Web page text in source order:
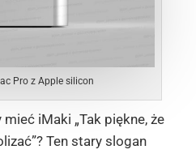
Pro z Apple silicon
iMaki „Tak piękne, że
Ten stary slogan